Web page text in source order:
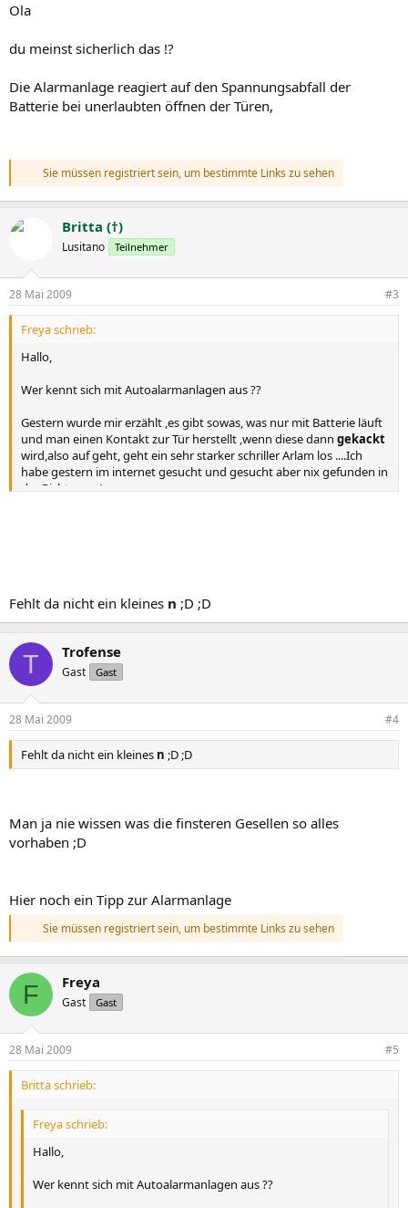
Ola
du meinst sicherlich das !?
Die Alarmanlage reagiert auf den Spannungsabfall der
Batterie bei unerlaubten öffnen der Türen,
Sie müssen registriert sein, um bestimmte Links zu sehen
Britta (†)
Lusitano Teilnehmer
28 Mai 2009 #3
Freya schrieb:
Hallo,
Wer kennt sich mit Autoalarmanlagen aus ??
Gestern wurde mir erzählt ,es gibt sowas, was nur mit Batterie läuft
und man einen Kontakt zur Tür herstellt ,wenn diese dann gekackt
wird,also auf geht, geht ein sehr starker schriller Arlam los ....Ich
habe gestern im internet gesucht und gesucht aber nix gefunden in
der Richtung :-\
Fehlt da nicht ein kleines n ;D ;D
T Trofense
Gast Gast
28 Mai 2009 #4
Fehlt da nicht ein kleines n ;D ;D
Man ja nie wissen was die finsteren Gesellen so alles
vorhaben ;D
Hier noch ein Tipp zur Alarmanlage
Sie müssen registriert sein, um bestimmte Links zu sehen
F Freya
Gast Gast
28 Mai 2009 #5
Britta schrieb:
Freya schrieb:
Hallo,
Wer kennt sich mit Autoalarmanlagen aus ??